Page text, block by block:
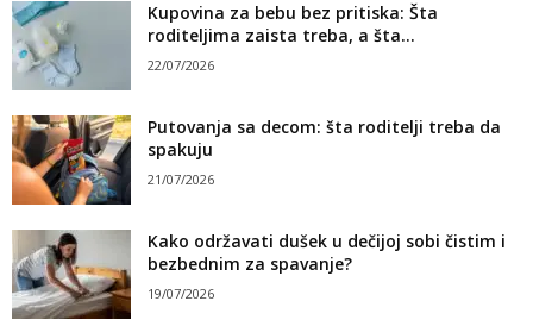
Kupovina za bebu bez pritiska: Šta
roditeljima zaista treba, a šta...
22/07/2026
Putovanja sa decom: šta roditelji treba da
spakuju
21/07/2026
Kako održavati dušek u dečijoj sobi čistim i
bezbednim za spavanje?
19/07/2026